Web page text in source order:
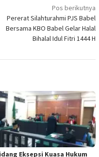
Pos berikutnya
Pererat Silahturahmi PJS Babel
Bersama KBO Babel Gelar Halal
Bihalal Idul Fitri 1444 H
Eksepsi Kuasa Hukum